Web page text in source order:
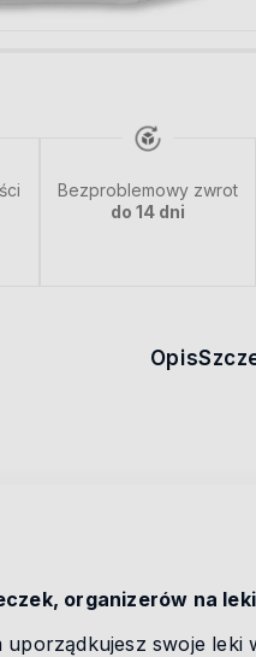
Bezproblemowy zwrot
do 14 dni
Opis
organizerów na leki
uporządkujesz swoje leki